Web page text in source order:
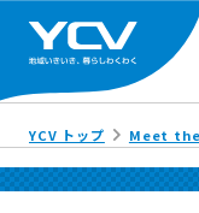
YCV トップ Meet the